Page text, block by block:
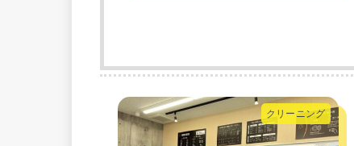
クリーニング